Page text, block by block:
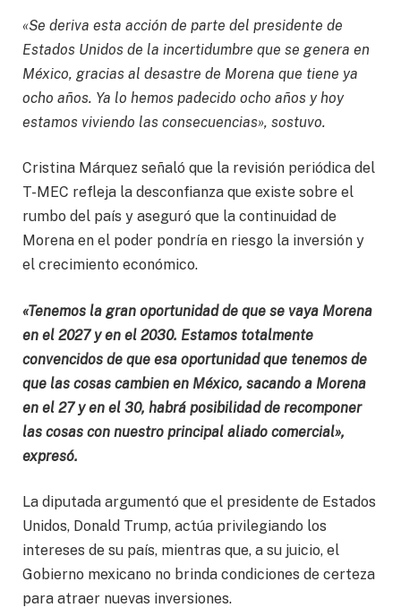
«Se deriva esta acción de parte del presidente de
Estados Unidos de la incertidumbre que se genera en
México, gracias al desastre de Morena que tiene ya
ocho años. Ya lo hemos padecido ocho años y hoy
estamos viviendo las consecuencias», sostuvo.
Cristina Márquez señaló que la revisión periódica del
T-MEC refleja la desconfianza que existe sobre el
rumbo del país y aseguró que la continuidad de
Morena en el poder pondría en riesgo la inversión y
el crecimiento económico.
«Tenemos la gran oportunidad de que se vaya Morena
en el 2027 y en el 2030. Estamos totalmente
convencidos de que esa oportunidad que tenemos de
que las cosas cambien en México, sacando a Morena
en el 27 y en el 30, habrá posibilidad de recomponer
las cosas con nuestro principal aliado comercial»,
expresó.
La diputada argumentó que el presidente de Estados
Unidos, Donald Trump, actúa privilegiando los
intereses de su país, mientras que, a su juicio, el
Gobierno mexicano no brinda condiciones de certeza
para atraer nuevas inversiones.